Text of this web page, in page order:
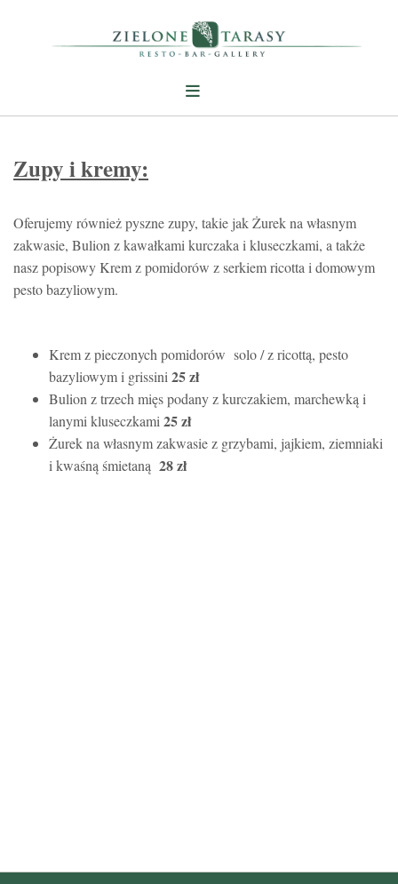
Zupy i kremy:
Oferujemy również pyszne zupy, takie jak Żurek na własnym
zakwasie, Bulion z kawałkami kurczaka i kluseczkami, a także
nasz popisowy Krem z pomidorów z serkiem ricotta i domowym
pesto bazyliowym.
Krem z pieczonych pomidorów solo / z ricottą, pesto
bazyliowym i grissini 25zł
Bulion z trzech mięs podany z kurczakiem, marchewką i
lanymi kluseczkami 25 zł
Żurek na własnym zakwasie z grzybami, jajkiem, ziemniaki
i kwaśną śmietaną 28 zł